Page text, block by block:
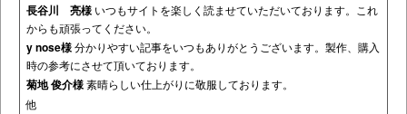
長谷川 亮様 いつもサイトを楽しく読ませていただいております。これ
からも頑張ってください。
y nose様分かりやすい記事をいつもありがとうございます。製作、購入
時の参考にさせて頂いております。
菊地 俊介様素晴らしい仕上がりに敬服しております。
他